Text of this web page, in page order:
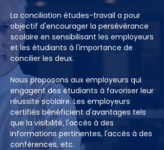
La conciliation études-travail a pour
objectif d'encourager la persévérance
scolaire en sensibilisant les employeurs
et les étudiants à l'importance de
concilier les deux.
Nous proposons aux employeurs qui
engagent des étudiants à favoriser leur
réussite scolaire. Les employeurs
certifiés bénéficient d'avantages tels
que la visibilité, l'accès à des
informations pertinentes, l'accès à des
conférences, etc.